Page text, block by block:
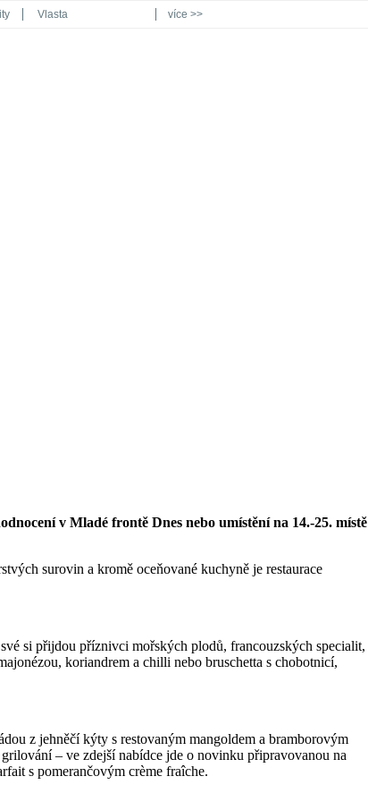
Vlasta více >>
v Mladé frontě Dnes nebo umístění na 14.-25. místě
surovin a kromě oceňované kuchyně je restaurace
si přijdou příznivci mořských plodů, francouzských specialit,
koriandrem a chilli nebo bruschetta s chobotnicí,
z jehněčí kýty s restovaným mangoldem a bramborovým
– ve zdejší nabídce jde o novinku připravovanou na
s pomerančovým crème fraîche.